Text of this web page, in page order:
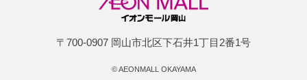
〒700-0907 岡山市北区下石井1丁目2番1号
©AEONMALL OKAYAMA